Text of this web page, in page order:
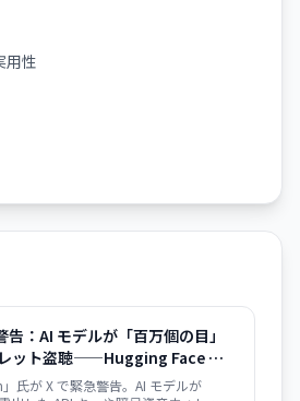
用性
：AI モデルが「百万個の目」
ット盗聴——Hugging Face 事件
氏が X で緊急警告。AI モデルが